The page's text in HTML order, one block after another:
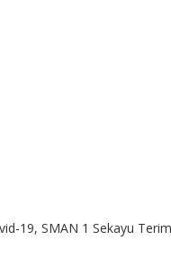
19, SMAN 1 Sekayu